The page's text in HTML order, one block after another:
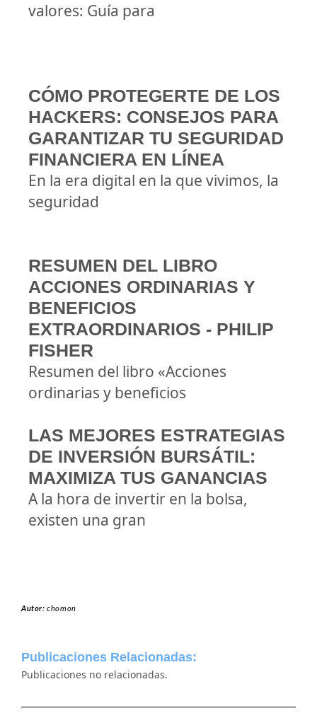
valores: Guía para
CÓMO PROTEGERTE DE LOS
HACKERS: CONSEJOS PARA
GARANTIZAR TU SEGURIDAD
FINANCIERA EN LÍNEA
En la era digital en la que vivimos, la
seguridad
RESUMEN DEL LIBRO
ACCIONES ORDINARIAS Y
BENEFICIOS
EXTRAORDINARIOS - PHILIP
FISHER
Resumen del libro «Acciones
ordinarias y beneficios
LAS MEJORES ESTRATEGIAS
DE INVERSIÓN BURSÁTIL:
MAXIMIZA TUS GANANCIAS
A la hora de invertir en la bolsa,
existen una gran
Autor:chomon
Publicaciones Relacionadas:
Publicaciones no relacionadas.